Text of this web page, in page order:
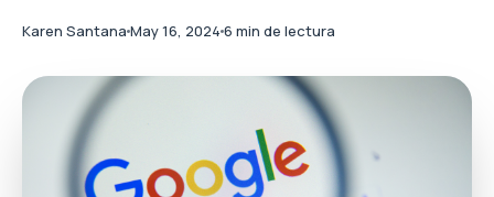
Karen Santana May 16, 2024 6 min de lectura